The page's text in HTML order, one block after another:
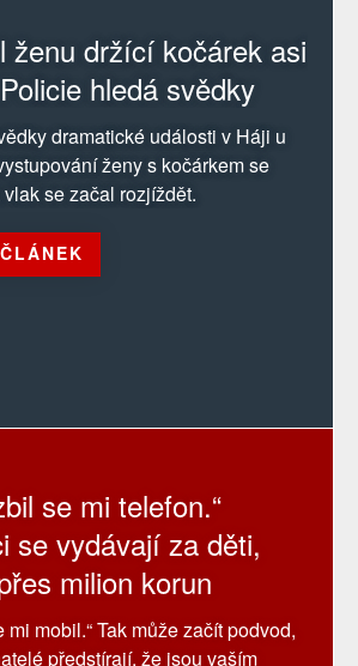
ženu držící kočárek asi
hledá svědky
dramatické události v Háji u
ženy s kočárkem se
se začal rozjíždět.
se mi telefon.“
se vydávají za děti,
milion korun
mi mobil.“ Tak může začít podvod,
předstírají, že jsou vaším